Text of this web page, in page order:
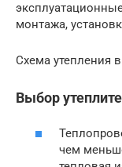
монтажа,
Схема утепления
Выбор
чем